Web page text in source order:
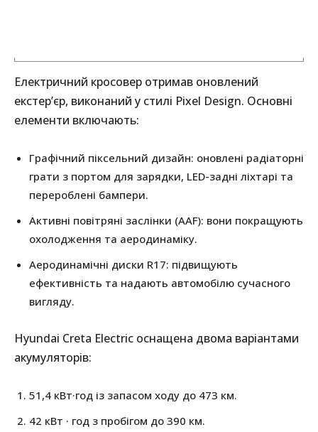
Електричний кросовер отримав оновлений
екстер’єр, виконаний у стилі Pixel Design. Основні
елементи включають:
Графічний піксельний дизайн: оновлені радіаторні
грати з портом для зарядки, LED-задні ліхтарі та
перероблені бампери.
Активні повітряні заслінки (AAF): вони покращують
охолодження та аеродинаміку.
Аеродинамічні диски R17: підвищують
ефективність та надають автомобілю сучасного
вигляду.
Hyundai Creta Electric оснащена двома варіантами
акумуляторів:
51,4 кВт·год із запасом ходу до 473 км.
42 кВт · год з пробігом до 390 км.